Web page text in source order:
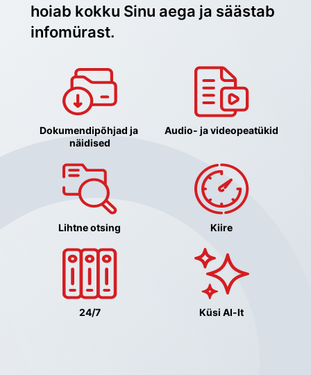
hoiab kokku Sinu aega ja säästab
infomürast.
Dokumendipõhjad ja
näidised
Audio- ja videopeatükid
Lihtne otsing Kiire
24/7 Küsi AI-lt